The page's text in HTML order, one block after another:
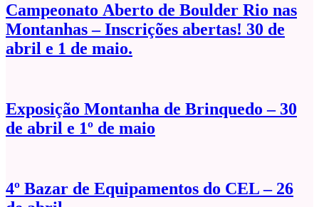
Campeonato Aberto de Boulder Rio nas
Montanhas – Inscrições abertas! 30 de
abril e 1 de maio.
Exposição Montanha de Brinquedo – 30
de abril e 1º de maio
4º Bazar de Equipamentos do CEL – 26